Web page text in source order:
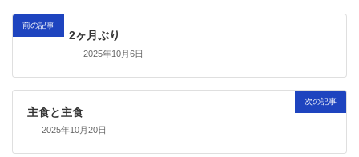
前の記事
2ヶ月ぶり
2025年10月6日
次の記事
主食と主食
2025年10月20日